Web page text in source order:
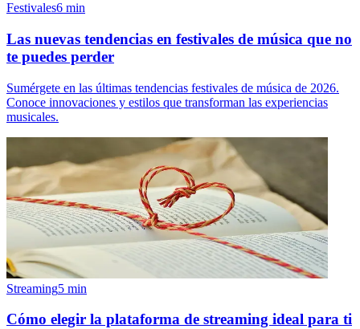
Festivales6 min
Las nuevas tendencias en festivales de música que no
te puedes perder
Sumérgete en las últimas tendencias festivales de música de 2026.
Conoce innovaciones y estilos que transforman las experiencias
musicales.
Streaming5 min
Cómo elegir la plataforma de streaming ideal para ti